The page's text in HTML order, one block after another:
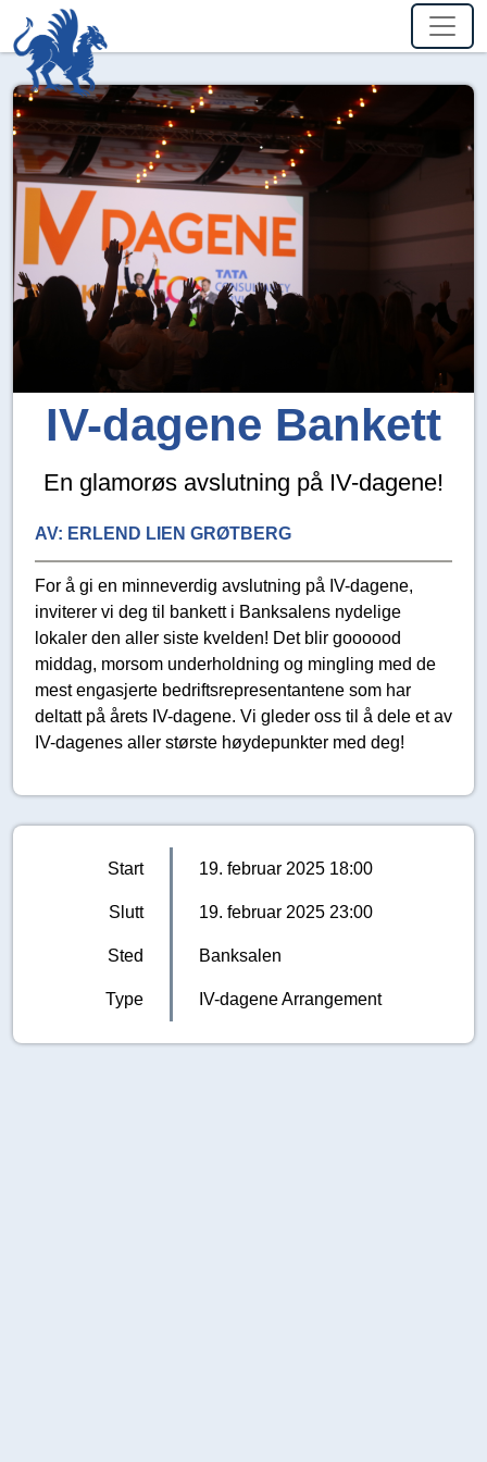
IV-dagene Bankett
En glamorøs avslutning på IV-dagene!
AV: ERLEND LIEN GRØTBERG
For å gi en minneverdig avslutning på IV-dagene,
inviterer vi deg til bankett i Banksalens nydelige
lokaler den aller siste kvelden! Det blir goooood
middag, morsom underholdning og mingling med de
mest engasjerte bedriftsrepresentantene som har
deltatt på årets IV-dagene. Vi gleder oss til å dele et av
IV-dagenes aller største høydepunkter med deg!
Start 19. februar 2025 18:00
Slutt 19. februar 2025 23:00
Sted Banksalen
Type IV-dagene Arrangement